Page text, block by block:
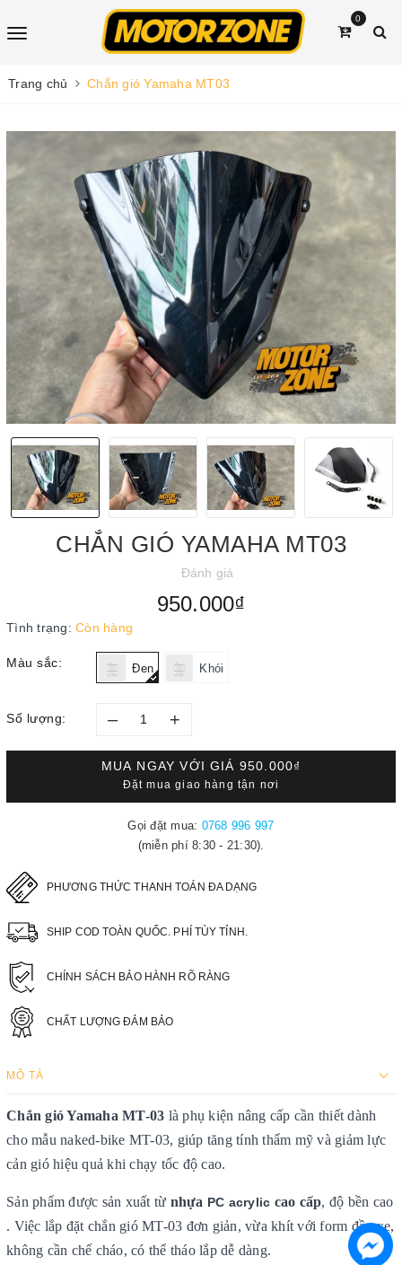
0
Trang chủ Chắn gió Yamaha MT03
CHẮN GIÓ YAMAHA MT03
Đánh giá
950.000₫
Tình trạng: Còn hàng
Màu sắc: Đen Khói
Số lượng: – +
MUA NGAY VỚI GIÁ 950.000₫
Đặt mua giao hàng tận nơi
Gọi đặt mua: 0768 996 997
(miễn phí 8:30 - 21:30).
PHƯƠNG THỨC THANH TOÁN ĐA DẠNG
SHIP COD TOÀN QUỐC. PHÍ TÙY TỈNH.
CHÍNH SÁCH BẢO HÀNH RÕ RÀNG
CHẤT LƯỢNG ĐẢM BẢO
MÔ TẢ
Chắn gió Yamaha MT-03 là phụ kiện nâng cấp cần thiết dành
cho mẫu naked-bike MT-03, giúp tăng tính thẩm mỹ và giảm lực
cản gió hiệu quả khi chạy tốc độ cao.
Sản phẩm được sản xuất từ nhựa PC acrylic cao cấp, độ bền cao
. Việc lắp đặt chắn gió MT-03 đơn giản, vừa khít với form đầu xe,
không cần chế cháo, có thể tháo lắp dễ dàng.